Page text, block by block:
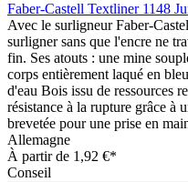
Faber-Castell Textliner 1148
Avec le surligneur Faber-
surligner sans que l'encre ne
fin. Ses atouts : une mine
corps entièrement laqué en
d'eau Bois issu de ressources
résistance à la rupture grâce à
brevetée pour une prise en
Allemagne
À partir de 1,92 €*
Conseil